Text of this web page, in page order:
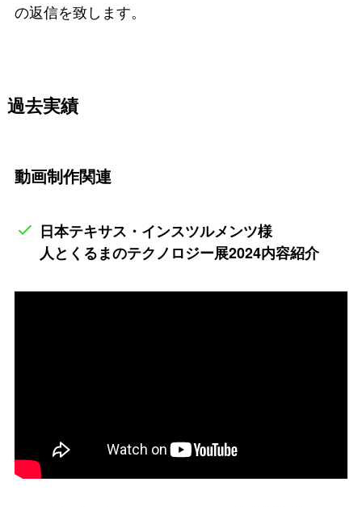
の返信を致します。
過去実績
動画制作関連
日本テキサス・インスツルメンツ様
人とくるまのテクノロジー展2024内容紹介